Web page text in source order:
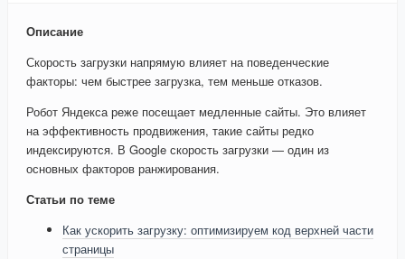
Описание
Скорость загрузки напрямую влияет на поведенческие
факторы: чем быстрее загрузка, тем меньше отказов.
Робот Яндекса реже посещает медленные сайты. Это влияет
на эффективность продвижения, такие сайты редко
индексируются. В Google скорость загрузки — один из
основных факторов ранжирования.
Статьи по теме
Как ускорить загрузку: оптимизируем код верхней части
страницы